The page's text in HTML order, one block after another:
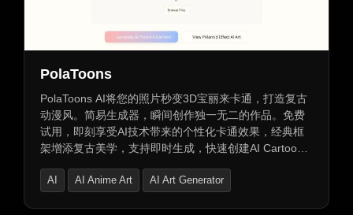
PolaToons
PolaToons AI将您的照片秒变3D宝丽来卡通，打造复古
动漫风。简易生成器，瞬间创作独一无二的作品。免费
试用，即刻享受AI技术带来的个性化卡通效果，经典框
架增添复古美学，支持即时生成，快速创建AI Cartoon
AI AI Anime Art AI Art Generator